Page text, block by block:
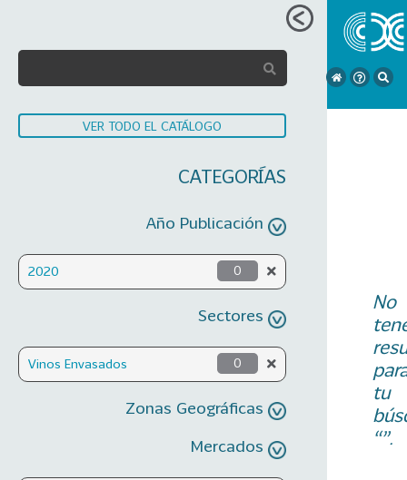
VER TODO EL CATÁLOGO
CATEGORÍAS
Año Publicación
2020 0
Sectores
Vinos Envasados 0
Zonas Geográficas
Mercados
No
tu
“”.